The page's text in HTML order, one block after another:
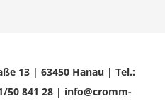
13 | 63450 Hanau | Tel.:
50 841 28 | info@cromm-